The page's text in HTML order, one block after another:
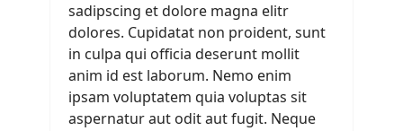
sadipscing et dolore magna elitr
dolores. Cupidatat non proident, sunt
in culpa qui officia deserunt mollit
anim id est laborum. Nemo enim
ipsam voluptatem quia voluptas sit
aspernatur aut odit aut fugit. Neque